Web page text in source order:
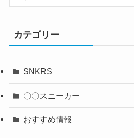
カテゴリー
SNKRS
〇〇スニーカー
おすすめ情報